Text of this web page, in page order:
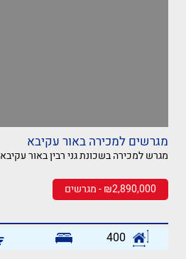
מגרשים למכירה באור עקיבא
מגרש למכירה בשכונת גני רבין באור עקיבא
₪2,890,000 - מגרשים
400